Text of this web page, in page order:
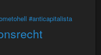
#anticapitalista